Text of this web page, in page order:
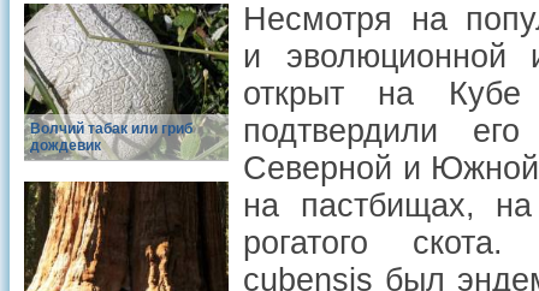
Волчий табак или гриб
дождевик
Несмотря на
и эволюционной
открыт на
подтвердили
Северной и Южной
на пастбищах, на
рогатого
cubensis был